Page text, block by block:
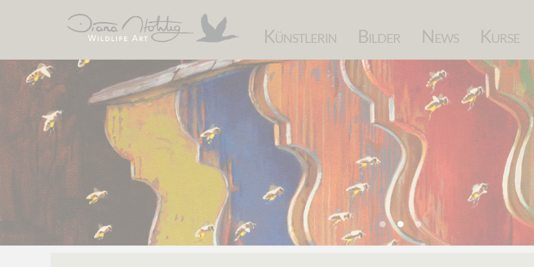
Navigation
Künstlerin Bilder News Kurse